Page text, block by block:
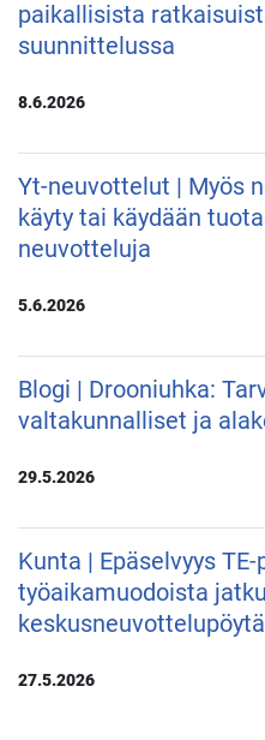
paikallisista
suunnittelussa
8.6.2026
Yt-neuvottelut | Myös
käyty tai käydään
neuvotteluja
5.6.2026
Blogi | Drooniuhka:
valtakunnalliset ja
29.5.2026
Kunta | Epäselvyys
työaikamuodoista
27.5.2026